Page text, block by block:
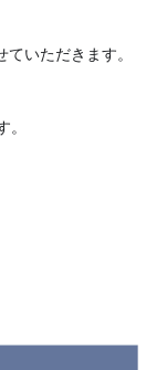
いただきます。